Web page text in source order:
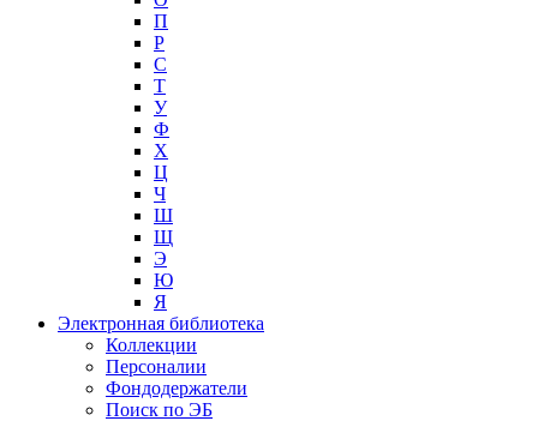
П
Р
С
Т
У
Ф
Х
Ц
Ч
Ш
Щ
Э
Ю
Я
Электронная библиотека
Коллекции
Персоналии
Фондодержатели
Поиск по ЭБ